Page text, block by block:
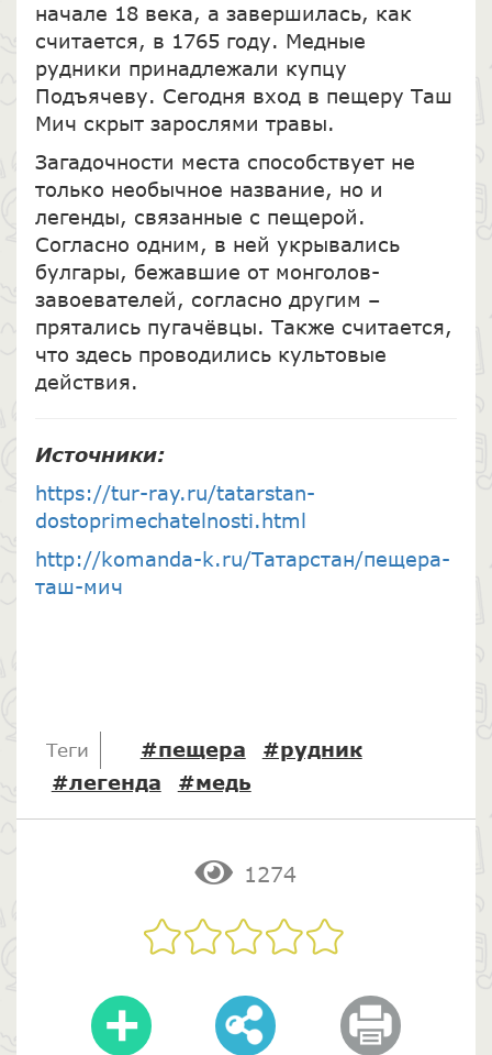
начале 18 века, а завершилась, как
считается, в 1765 году. Медные
рудники принадлежали купцу
Подъячеву. Сегодня вход в пещеру Таш
Мич скрыт зарослями травы.
Загадочности места способствует не
только необычное название, но и
легенды, связанные с пещерой.
Согласно одним, в ней укрывались
булгары, бежавшие от монголов-
завоевателей, согласно другим –
прятались пугачёвцы. Также считается,
что здесь проводились культовые
действия.
Источники:
https://tur-ray.ru/tatarstan-
dostoprimechatelnosti.html
http://komanda-k.ru/Татарстан/пещера-
таш-мич
Теги #пещера
#рудник
#легенда
#медь
1274